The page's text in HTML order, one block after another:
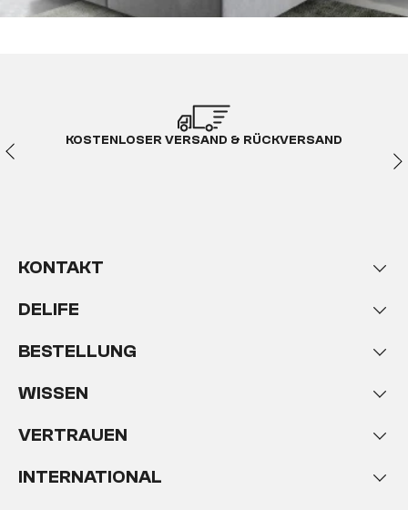
KOSTENLOSER VERSAND & RÜCKVERSAND
KONTAKT
DELIFE
BESTELLUNG
WISSEN
VERTRAUEN
INTERNATIONAL